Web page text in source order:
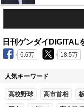
日刊ゲンダイDIGITAL
6.6万 18.5万
人気キーワード
高校野球 高市首相